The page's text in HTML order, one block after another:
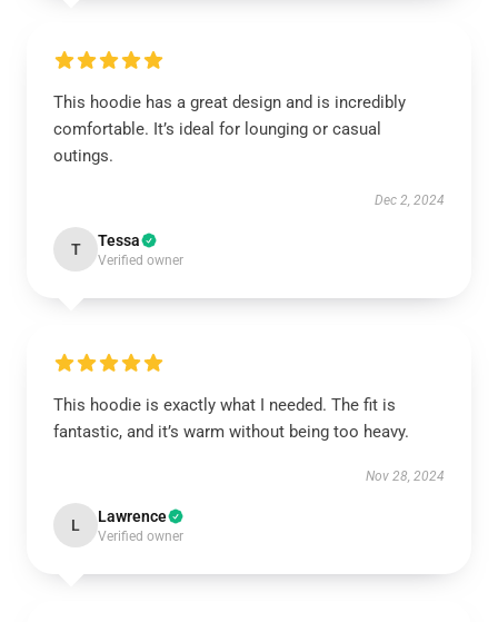
This hoodie has a great design and is incredibly
comfortable. It’s ideal for lounging or casual
outings.
Dec 2, 2024
T Tessa
Verified owner
This hoodie is exactly what I needed. The fit is
fantastic, and it’s warm without being too heavy.
Nov 28, 2024
L Lawrence
Verified owner